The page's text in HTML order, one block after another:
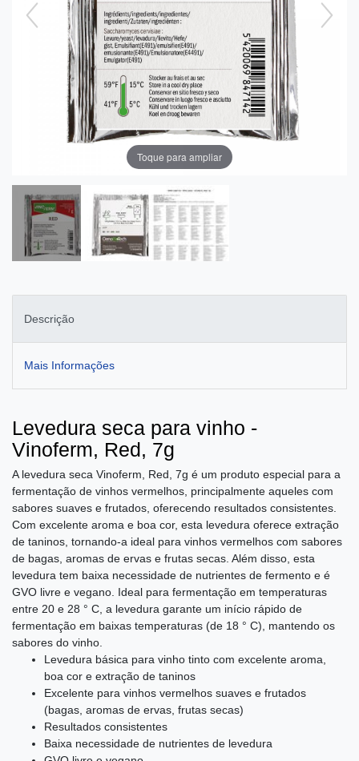
Toque para ampliar
Descrição
Mais Informações
Levedura seca para vinho -
Vinoferm, Red, 7g
A levedura seca Vinoferm, Red, 7g é um produto especial para a
fermentação de vinhos vermelhos, principalmente aqueles com
sabores suaves e frutados, oferecendo resultados consistentes.
Com excelente aroma e boa cor, esta levedura oferece extração
de taninos, tornando-a ideal para vinhos vermelhos com sabores
de bagas, aromas de ervas e frutas secas. Além disso, esta
levedura tem baixa necessidade de nutrientes de fermento e é
GVO livre e vegano. Ideal para fermentação em temperaturas
entre 20 e 28 ° C, a levedura garante um início rápido de
fermentação em baixas temperaturas (de 18 ° C), mantendo os
sabores do vinho.
Levedura básica para vinho tinto com excelente aroma,
boa cor e extração de taninos
Excelente para vinhos vermelhos suaves e frutados
(bagas, aromas de ervas, frutas secas)
Resultados consistentes
Baixa necessidade de nutrientes de levedura